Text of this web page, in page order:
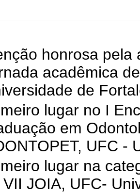
honrosa pela
acadêmica
de
lugar no I
em
UFC -
lugar na
VII JOIA, UFC-